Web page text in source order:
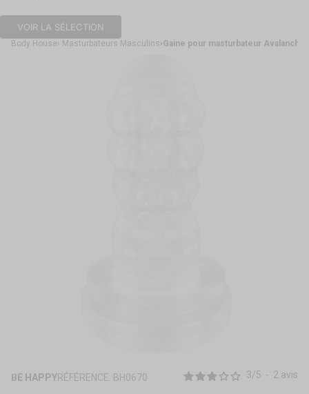
VOIR LA SÉLECTION
Body House Masturbateurs Masculins Gaine pour masturbateur Avalanche
SUR
L'IMAGE
BE HAPPYRÉFÉRENCE: BH0670 3/5 - 2 avis